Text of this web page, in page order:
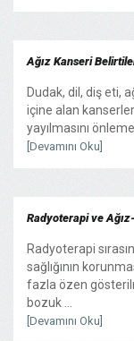
Ağız Kanseri
Dudak, dil, diş eti,
içine alan
yayılmasını
[Devamını Oku]
Radyoterapi ve
Radyoterapi
sağlığının
fazla özen
bozuk ...
[Devamını Oku]